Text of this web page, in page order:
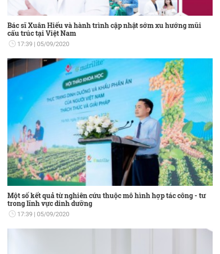
Bác sĩ Xuân Hiếu và hành trình cập nhật sớm xu hướng mũi
cấu trúc tại Việt Nam
17:39 05/09/2020
Một số kết quả từ nghiên cứu thuộc mô hình hợp tác công - tư
trong lĩnh vực dinh dưỡng
17:39 05/09/2020